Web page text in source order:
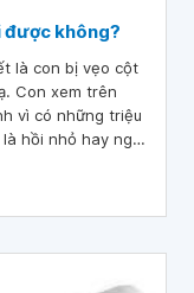
được không?
là con bị vẹo cột
Con xem trên
vì có những triệu
hồi nhỏ hay ngủ